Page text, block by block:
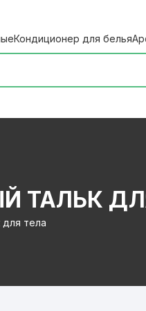
Кондиционер для белья
ТАЛЬК
тела